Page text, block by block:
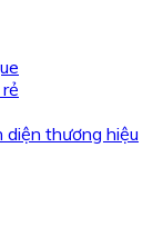
thương hiệu